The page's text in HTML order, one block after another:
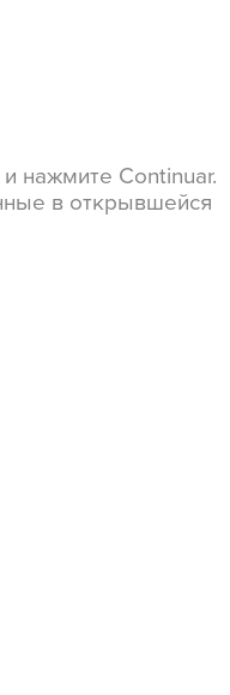
нажмите Continuar.
в открывшейся